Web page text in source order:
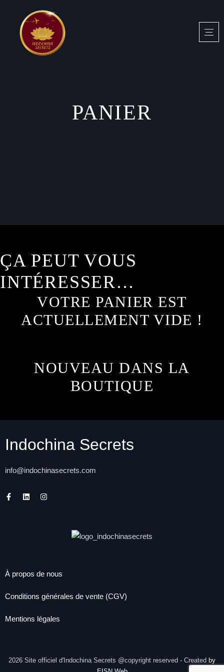
PANIER
ÇA PEUT VOUS
INTÉRESSER…
VOTRE PANIER EST
ACTUELLEMENT VIDE !
NOUVEAU DANS LA
BOUTIQUE
Indochina Secrets
info@indochinasecrets.com
À propos de nous
Conditions générales de vente (CGV)
Mentions légales
2026 Site officiel d'Indochina Secrets @copyright reserved - Created by